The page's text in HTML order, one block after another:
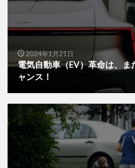
2024年1月21日
電気自動車（EV）革命は、ま
ャンス！